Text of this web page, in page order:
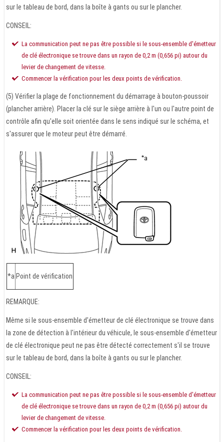
sur le tableau de bord, dans la boîte à gants ou sur le plancher.
CONSEIL:
La communication peut ne pas être possible si le sous-ensemble d'émetteur
de clé électronique se trouve dans un rayon de 0,2 m (0,656 pi) autour du
levier de changement de vitesse.
Commencer la vérification pour les deux points de vérification.
(5) Vérifier la plage de fonctionnement du démarrage à bouton-poussoir
(plancher arrière). Placer la clé sur le siège arrière à l'un ou l'autre point de
contrôle afin qu'elle soit orientée dans le sens indiqué sur le schéma, et
s'assurer que le moteur peut être démarré.
*a Point de vérification
REMARQUE:
Même si le sous-ensemble d'émetteur de clé électronique se trouve dans
la zone de détection à l'intérieur du véhicule, le sous-ensemble d'émetteur
de clé électronique peut ne pas être détecté correctement s'il se trouve
sur le tableau de bord, dans la boîte à gants ou sur le plancher.
CONSEIL:
La communication peut ne pas être possible si le sous-ensemble d'émetteur
de clé électronique se trouve dans un rayon de 0,2 m (0,656 pi) autour du
levier de changement de vitesse.
Commencer la vérification pour les deux points de vérification.